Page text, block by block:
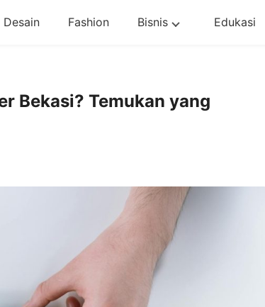
Desain Fashion Bisnis Edukasi
Bekasi? Temukan yang